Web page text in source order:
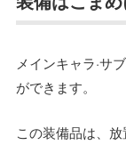
メインキャラ·サ
ができます。
この装備品は、